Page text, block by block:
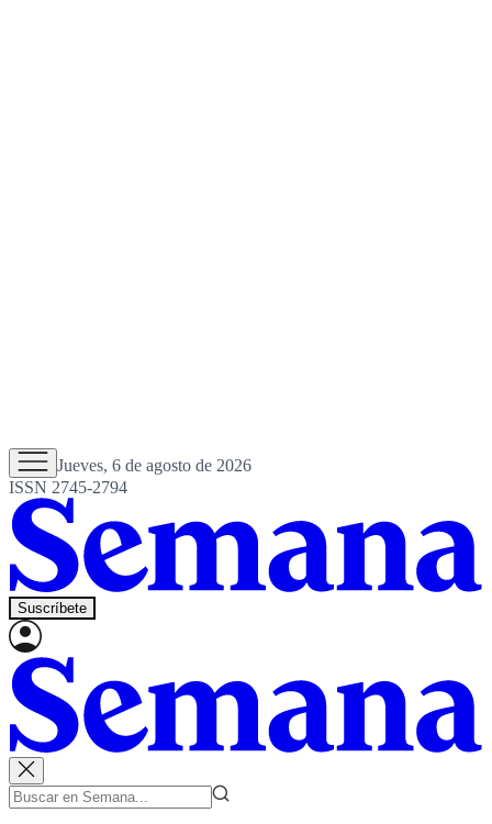
Jueves, 6 de agosto de 2026
ISSN 2745-2794
Suscríbete